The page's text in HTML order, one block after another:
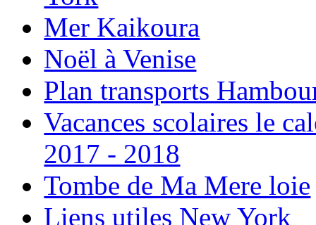
Mer Kaikoura
Noël à Venise
Plan transports
Vacances scolaires le
2017 - 2018
Tombe de Ma Mere loie
Liens utiles New York